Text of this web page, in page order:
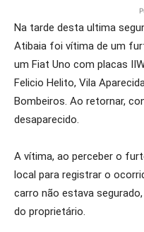
Na tarde desta ultima
Atibaia foi vítima de um
um Fiat Uno com placas
Felicio Helito, Vila
Bombeiros. Ao retornar,
desaparecido.
A vítima, ao perceber o
local para registrar o
carro não estava
do proprietário.